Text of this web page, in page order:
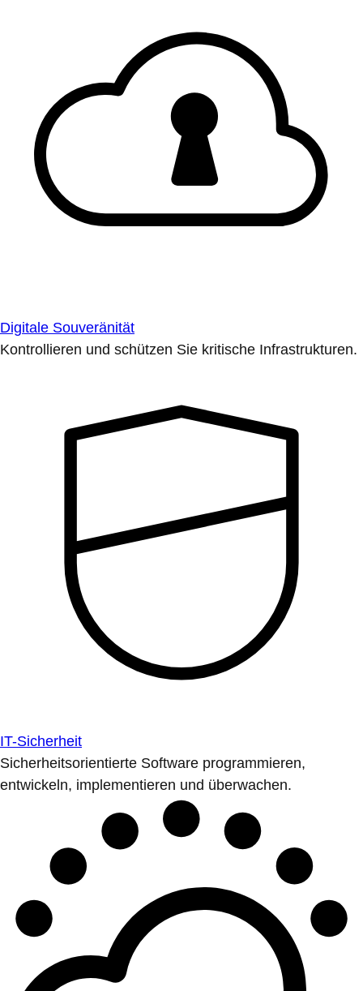
Digitale Souveränität
Kontrollieren und schützen Sie kritische Infrastrukturen.
IT-Sicherheit
Sicherheitsorientierte Software programmieren,
entwickeln, implementieren und überwachen.